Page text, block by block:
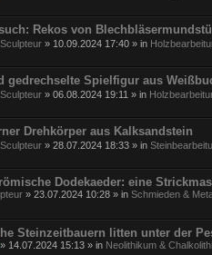
Rekos von
Sculpteur » 10.09.2024 17:40 » in
gedrechselte Spielfigur aus
Sculpteur » 06.08.2024 19:11 » in
Drehkörper aus Kalksandstein
Sculpteur » 28.07.2024 18:33 » in
Dodekaeder: eine
» 23.07.2024 10:28 » in Schmieden &
Steinzeitbauern litten unter der
» 14.07.2024 15:13 » in Neolithikum &